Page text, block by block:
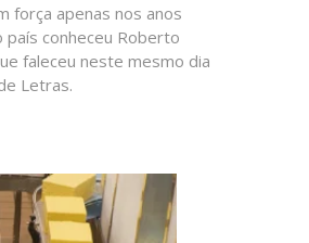
força apenas nos anos
conheceu Roberto
faleceu neste mesmo dia
Letras.